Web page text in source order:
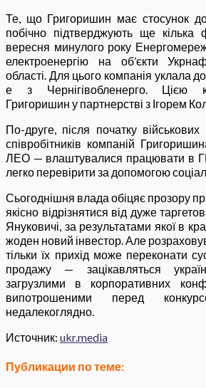
Те, що Григоришин має стосунок
побічно підтверджують ще кілька
вересня минулого року
електроенергію на об’єкти
області. Для цього компанія уклала
е з Чернігівобленерго. Цією
Григоришин у партнерстві з Ігорем
По-друге, після початку
співробітників компаній
ЛЕО — влаштувалися працювати в
легко перевірити за допомогою
Сьогоднішня влада обіцяє прозору
якісно відрізнятися від дуже
Януковичі, за результатами якої в
жоден новий інвестор. Але
тільки їх прихід може переконати
продажу — зацікавляться
загрузлими в корпоративних
випотрошеними перед
недалекоглядно.
Источник: ukr.media
Публикации по теме: